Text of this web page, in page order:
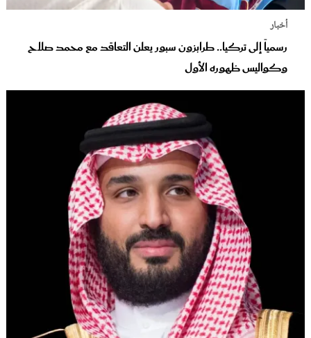
أخبار
رسمياً إلى تركيا.. طرابزون سبور يعلن التعاقد مع محمد صلاح
وكواليس ظهوره الأول